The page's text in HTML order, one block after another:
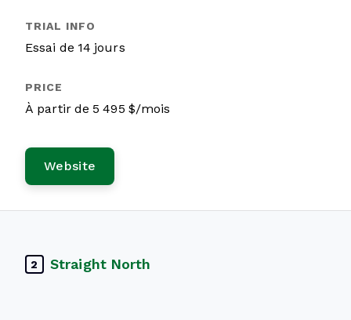
Essai de 14 jours
À partir de 5 495 $/mois
Website
2 Straight North